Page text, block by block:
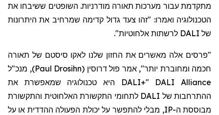
מתקדמת עבור מערכות תאורה מודרניות. השופטים ששיבחו את
הטכנולוגיה ואמרו: "זהו צעד גדול קדימה שמרחיב את היתרונות
של DALI לרשתות אלחוטיות".
"פרסים אלה מאשרים את החזון שלנו לאקו סיסטם של תאורה
חכמה ומחוברת יותר", אמר פולדרוסין (
Paul Drosihn
), מנכ"ל
DALI Alliance
"+
DALI
היא טכנולוגיה שמאפשרת את
ההתרחבות של DALI לתחומי התקשורת האלחוטית והתקשורת
מבוססת ה-IP, מבלי להתפשר על יכולת הפעולה ההדדית או על